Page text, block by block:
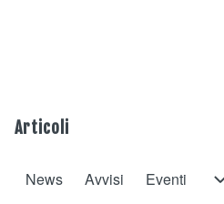
Articoli
News Avvisi Eventi